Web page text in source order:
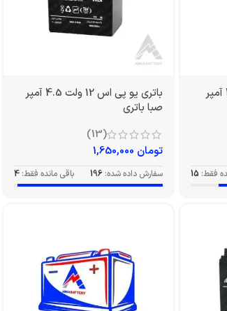
باتری یو پی اس 6 ولت 4.5 آمپر
فقط: 15
باتری یو پی اس 12 ولت 4.5 آمپر
صبا باتری
(13)
تومان
سفارش داده شده: 196 باقی مانده فقط: 4